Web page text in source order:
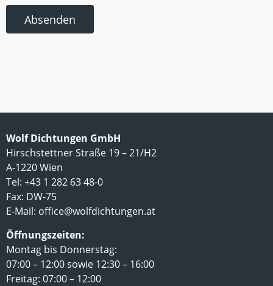
Absenden
Wolf Dichtungen GmbH
Hirschstettner Straße 19 – 21/H2
A-1220 Wien
Tel: +43 1 282 63 48-0
Fax: DW-75
E-Mail: office@wolfdichtungen.at
Öffnungszeiten:
Montag bis Donnerstag:
07:00 – 12:00 sowie 12:30 – 16:00
Freitag: 07:00 – 12:00